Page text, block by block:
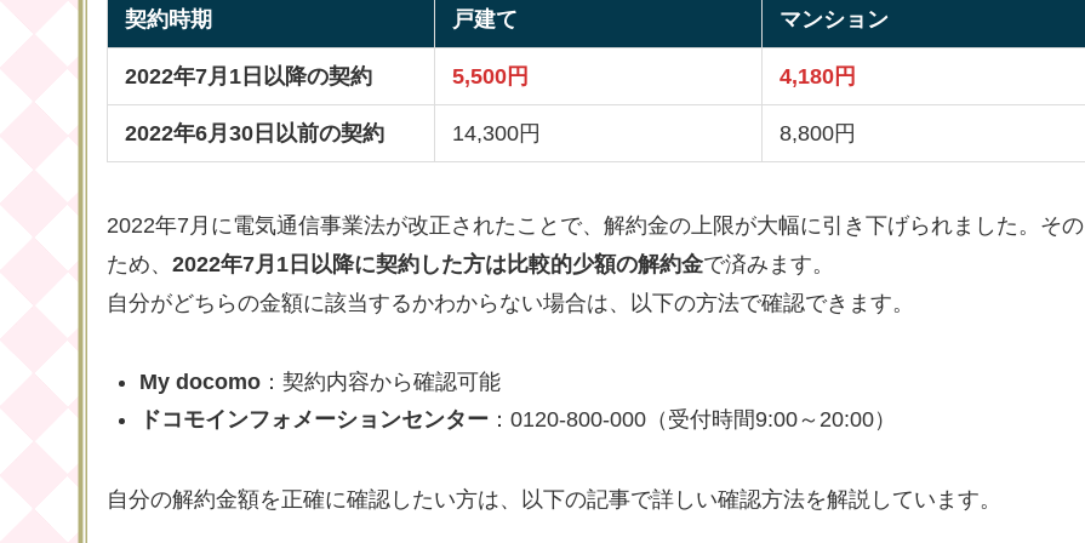
契約時期 戸建て マンション
2022年7月1日以降の契約 5,500円 4,180円
2022年6月30日以前の契約 14,300円 8,800円
2022年7月に電気通信事業法が改正されたことで、解約金の上限が大幅に引き下げられました。その
ため、 2022年7月1日以降に契約した方は比較的少額の解約金で済みます。
自分がどちらの金額に該当するかわからない場合は、以下の方法で確認できます。
My docomo ：契約内容から確認可能
ドコモインフォメーションセンター ：0120-800-000（受付時間9:00～20:00）
自分の解約金額を正確に確認したい方は、以下の記事で詳しい確認方法を解説しています。